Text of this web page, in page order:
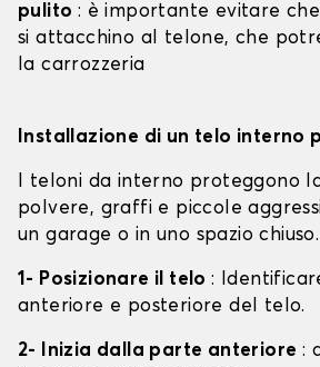
pulito : è importante evitare
si attacchino al telone, che
la carrozzeria
Installazione di un telo interno
I teloni da interno proteggono
polvere, graffi e piccole
un garage o in uno spazio chiuso.
1- Posizionare il telo:
anteriore e posteriore del telo.
2- Inizia dalla parte anteriore :